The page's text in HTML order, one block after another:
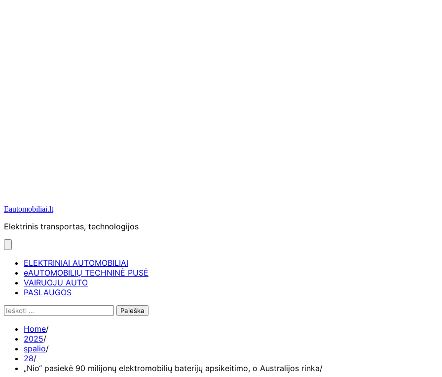
Eautomobiliai.lt
Elektrinis transportas, technologijos
ELEKTRINIAI AUTOMOBILIAI
eAUTOMOBILIŲ TECHNINĖ PUSĖ
VAIRUOJU AUTO
PASLAUGOS
Ieškoti:
Home
2025
spalio
28
„Nio“ pasiekė 90 milijonų elektromobilių baterijų apsikeitimo, o Australijos rinka